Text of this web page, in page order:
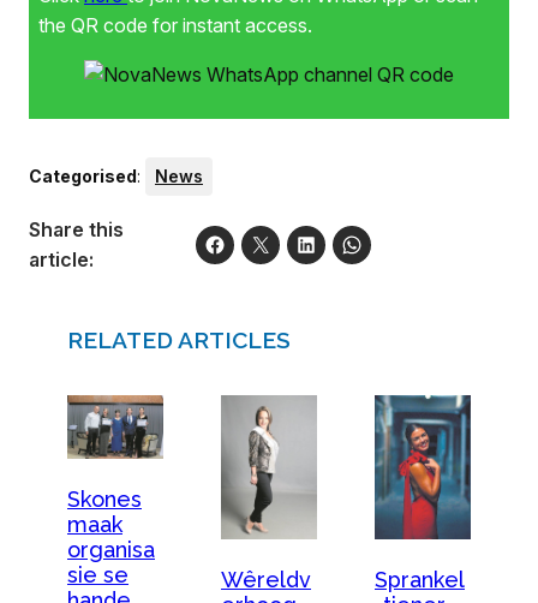
the QR code for instant access.
Categorised: News
Share this
article:
RELATED ARTICLES
Skones
maak
organisa
sie se
Wêreldv
Sprankel